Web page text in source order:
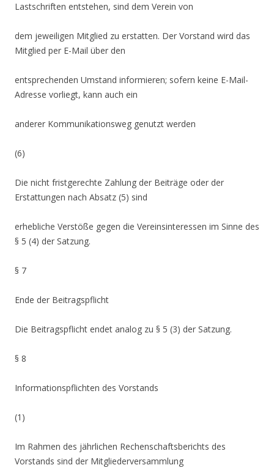
Lastschriften entstehen, sind dem Verein von
dem jeweiligen Mitglied zu erstatten. Der Vorstand wird das
Mitglied per E-Mail über den
entsprechenden Umstand informieren; sofern keine E-Mail-
Adresse vorliegt, kann auch ein
anderer Kommunikationsweg genutzt werden
(6)
Die nicht fristgerechte Zahlung der Beiträge oder der
Erstattungen nach Absatz (5) sind
erhebliche Verstöße gegen die Vereinsinteressen im Sinne des
§ 5 (4) der Satzung.
§ 7
Ende der Beitragspflicht
Die Beitragspflicht endet analog zu § 5 (3) der Satzung.
§ 8
Informationspflichten des Vorstands
(1)
Im Rahmen des jährlichen Rechenschaftsberichts des
Vorstands sind der Mitgliederversammlung